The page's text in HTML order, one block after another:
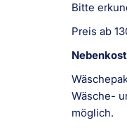
Bitte
Preis ab
Wäsche-
möglich.